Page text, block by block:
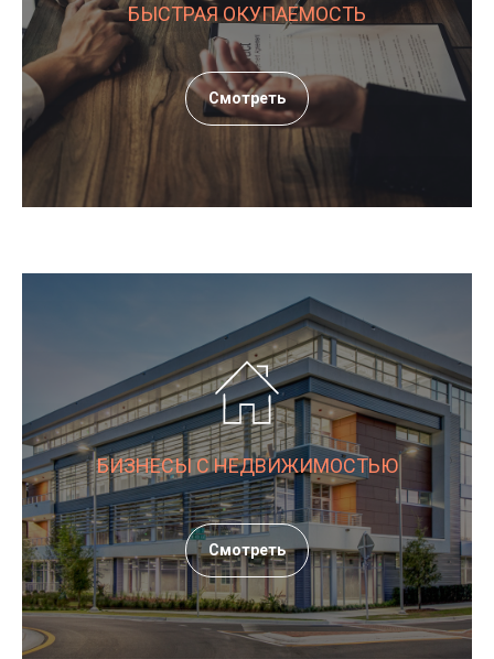
БЫСТРАЯ ОКУПАЕМОСТЬ
Смотреть
БИЗНЕСЫ С НЕДВИЖИМОСТЬЮ
Смотреть